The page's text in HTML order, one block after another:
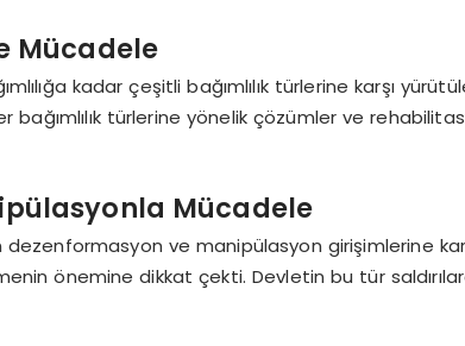
Mücadele
kadar çeşitli bağımlılık türlerine karşı
bağımlılık türlerine yönelik çözümler ve
Mücadele
ve manipülasyon girişimlerine
önemine dikkat çekti. Devletin bu tür